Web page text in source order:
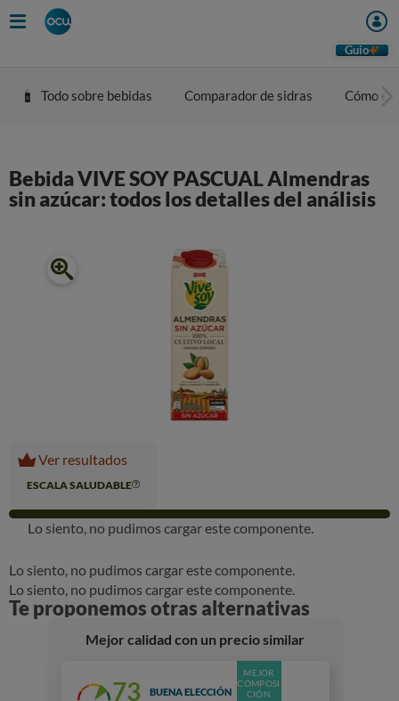
Guio
Todo sobre bebidas Comparador de sidras Cómo
Bebida VIVE SOY PASCUAL Almendras
sin azúcar: todos los detalles del análisis
Ver resultados
ESCALA SALUDABLE
Lo siento, no pudimos cargar este componente.
Lo siento, no pudimos cargar este componente.
Lo siento, no pudimos cargar este componente.
Te proponemos otras alternativas
Mejor calidad con un precio similar
MEJOR
COMPOSI
CIÓN
73 BUENA ELECCIÓN